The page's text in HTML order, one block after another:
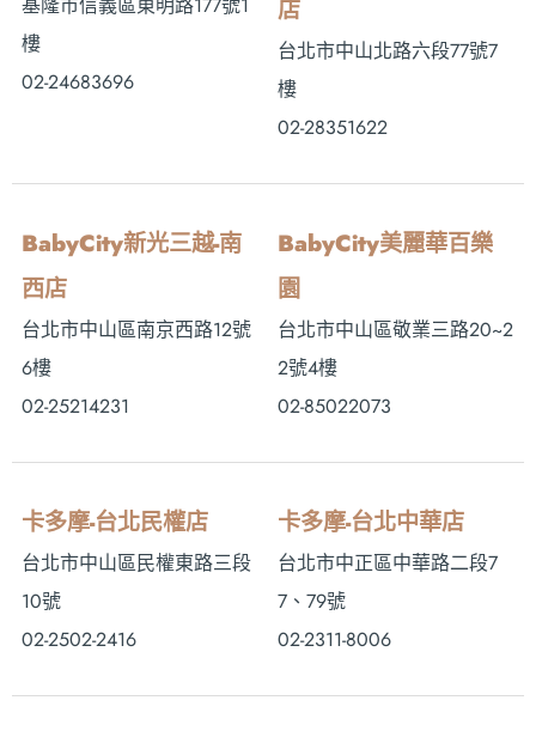
樓
02-24683696
店
台北市中山北路六段77號7
樓
02-28351622
BabyCity新光三越-南
西店
台北市中山區南京西路12號
6樓
02-25214231
BabyCity美麗華百樂
園
台北市中山區敬業三路20~2
2號4樓
02-85022073
卡多摩-台北民權店
台北市中山區民權東路三段
10號
02-2502-2416
卡多摩-台北中華店
台北市中正區中華路二段7
7、79號
02-2311-8006